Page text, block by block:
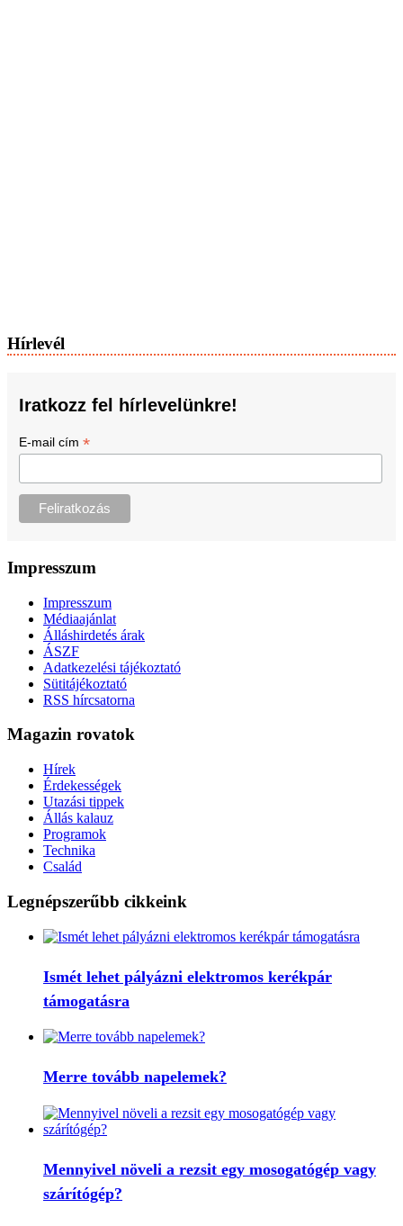
Hírlevél
Iratkozz fel hírlevelünkre!
E-mail cím *
Impresszum
Impresszum
Médiaajánlat
Álláshirdetés árak
ÁSZF
Adatkezelési tájékoztató
Sütitájékoztató
RSS hírcsatorna
Magazin rovatok
Hírek
Érdekességek
Utazási tippek
Állás kalauz
Programok
Technika
Család
Legnépszerűbb cikkeink
Ismét lehet pályázni elektromos kerékpár
támogatásra
Merre tovább napelemek?
Mennyivel növeli a rezsit egy mosogatógép vagy
szárítógép?